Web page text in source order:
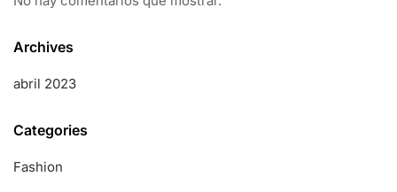
Archives
abril 2023
Categories
Fashion